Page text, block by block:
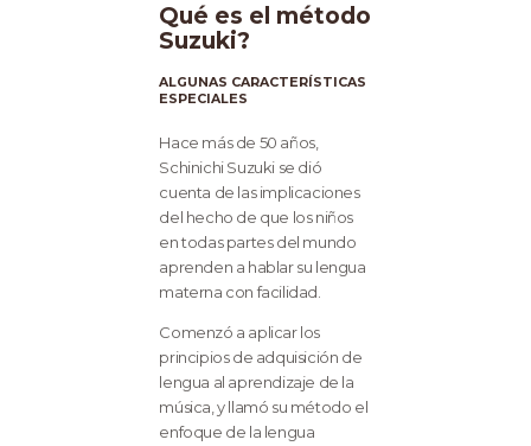
Qué es el método
Suzuki?
ALGUNAS CARACTERÍSTICAS
ESPECIALES
Hace más de 50 años,
Schinichi Suzuki se dió
cuenta de las implicaciones
del hecho de que los niños
en todas partes del mundo
aprenden a hablar su lengua
materna con facilidad.
Comenzó a aplicar los
principios de adquisición de
lengua al aprendizaje de la
música, y llamó su método el
enfoque de la lengua